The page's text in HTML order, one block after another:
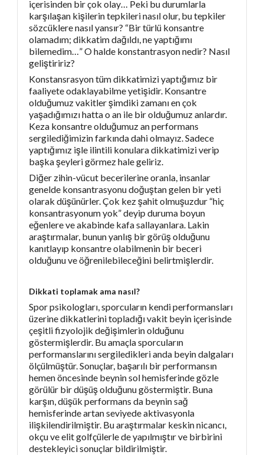
içerisinden bir çok olay… Peki bu durumlarla
karşılaşan kişilerin tepkileri nasıl olur, bu tepkiler
sözcüklere nasıl yansır? “Bir türlü konsantre
olamadım; dikkatim dağıldı, ne yaptığımı
bilemedim…” O halde konstantrasyon nedir? Nasıl
geliştiririz?
Konstansrasyon tüm dikkatimizi yaptığımız bir
faaliyete odaklayabilme yetişidir. Konsantre
olduğumuz vakitler şimdiki zamanı en çok
yaşadığımızı hatta o an ile bir olduğumuz anlardır.
Keza konsantre olduğumuz an performans
sergilediğimizin farkında dahi olmayız. Sadece
yaptığımız işle ilintili konulara dikkatimizi verip
başka şeyleri görmez hale geliriz.
Diğer zihin-vücut becerilerine oranla, insanlar
genelde konsantrasyonu doğuştan gelen bir yeti
olarak düşünürler. Çok kez şahit olmuşuzdur “hiç
konsantrasyonum yok” deyip duruma boyun
eğenlere ve akabinde kafa sallayanlara. Lakin
araştırmalar, bunun yanlış bir görüş olduğunu
kanıtlayıp konsantre olabilmenin bir beceri
olduğunu ve öğrenilebileceğini belirtmişlerdir.
Dikkati toplamak ama nasıl?
Spor psikologları, sporcuların kendi performansları
üzerine dikkatlerini topladığı vakit beyin içerisinde
çeşitli fizyolojik değişimlerin olduğunu
göstermişlerdir. Bu amaçla sporcuların
performanslarını sergiledikleri anda beyin dalgaları
ölçülmüştür. Sonuçlar, başarılı bir performansın
hemen öncesinde beynin sol hemisferinde gözle
görülür bir düşüş olduğunu göstermiştir. Buna
karşın, düşük performans da beynin sağ
hemisferinde artan seviyede aktivasyonla
ilişkilendirilmiştir. Bu araştırmalar keskin nicancı,
okçu ve elit golfçülerle de yapılmıştır ve birbirini
destekleyici sonuçlar bildirilmiştir.